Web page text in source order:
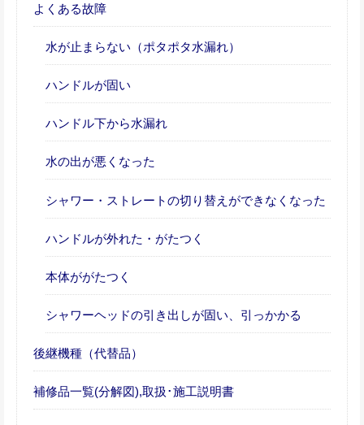
よくある故障
水が止まらない（ポタポタ水漏れ）
ハンドルが固い
ハンドル下から水漏れ
水の出が悪くなった
シャワー・ストレートの切り替えができなくなった
ハンドルが外れた・がたつく
本体ががたつく
シャワーヘッドの引き出しが固い、引っかかる
後継機種（代替品）
補修品一覧(分解図),取扱･施工説明書